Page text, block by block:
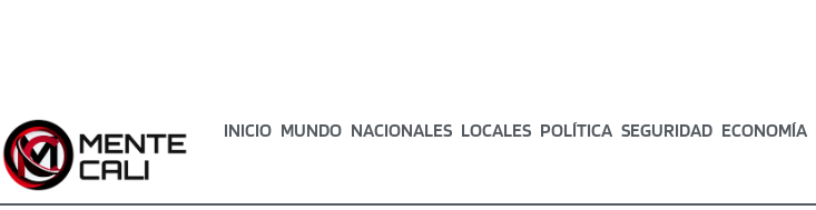
INICIO MUNDO NACIONALES LOCALES POLÍTICA SEGURIDAD ECONOMÍA